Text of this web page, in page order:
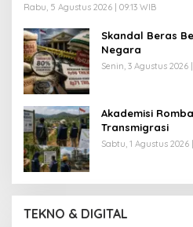
Rabu, 5 Agustus 2026 | 09:13 WIB
Skandal Beras
Negara
Senin, 3 Agustus 2026 |
Akademisi
Transmigrasi
Sabtu, 1 Agustus 2026
TEKNO & DIGITAL